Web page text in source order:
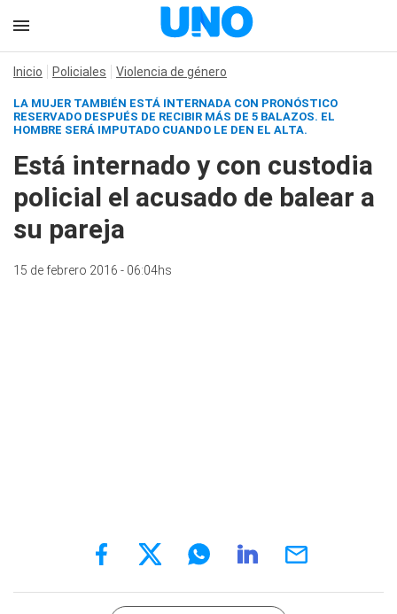
Inicio Policiales Violencia de género
LA MUJER TAMBIÉN ESTÁ INTERNADA CON PRONÓSTICO
RESERVADO DESPUÉS DE RECIBIR MÁS DE 5 BALAZOS. EL
HOMBRE SERÁ IMPUTADO CUANDO LE DEN EL ALTA.
Está internado y con custodia
policial el acusado de balear a
su pareja
15 de febrero 2016 - 06:04hs